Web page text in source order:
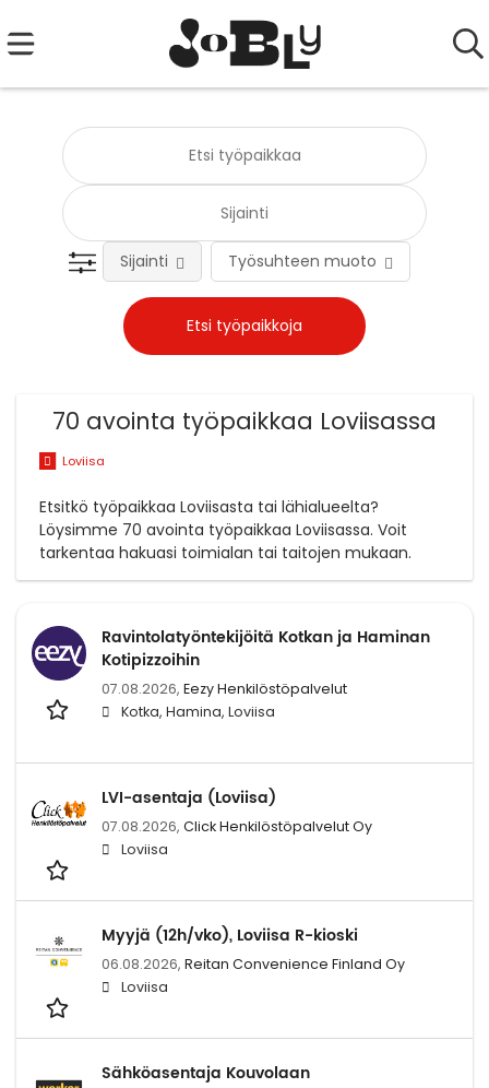
Työsuhteen muoto
Sijainti
70 avointa työpaikkaa Loviisassa
Loviisa
Etsitkö työpaikkaa Loviisasta tai lähialueelta?
Löysimme 70 avointa työpaikkaa Loviisassa. Voit
tarkentaa hakuasi toimialan tai taitojen mukaan.
Ravintolatyöntekijöitä Kotkan ja Haminan
Kotipizzoihin
07.08.2026, Eezy Henkilöstöpalvelut
Kotka, Hamina, Loviisa
LVI-asentaja (Loviisa)
07.08.2026, Click Henkilöstöpalvelut Oy
Loviisa
Myyjä (12h/vko), Loviisa R-kioski
06.08.2026, Reitan Convenience Finland Oy
Loviisa
Sähköasentaja Kouvolaan